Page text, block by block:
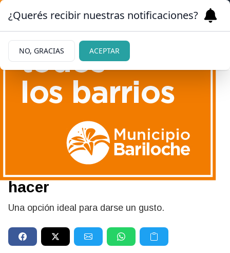
Mini tartas crocantes de
chocolate, yogur y frutillas:
un postre muy rico y fácil de
hacer
Una opción ideal para darse un gusto.
¿Querés recibir nuestras notificaciones?
NO, GRACIAS ACEPTAR